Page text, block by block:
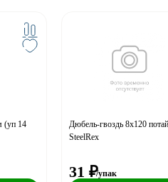
(уп 14
Дюбель-гвоздь 8x120
SteelRex
31 ₽/упак